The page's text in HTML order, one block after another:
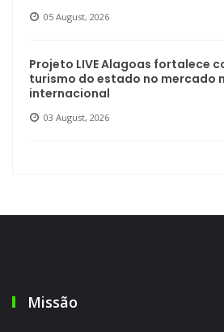
05 August, 2026
Projeto LIVE Alagoas fortalece
turismo do estado no mercado
internacional
03 August, 2026
Missão